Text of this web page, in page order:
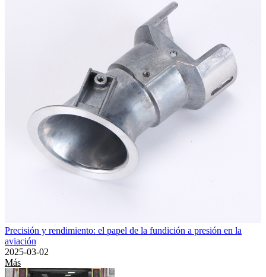
Precisión y rendimiento: el papel de la fundición a presión en la
aviación
2025-03-02
Más